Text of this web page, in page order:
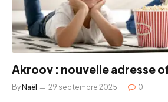
Akroov : nouvelle adresse
ByNaël 29 septembre 2025 0